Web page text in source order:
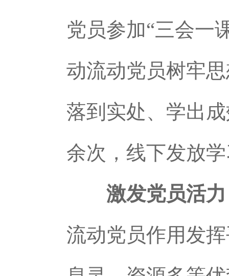
党员参加“三会一
动流动党员树牢
落到实处、学出
余次，线下发放
激发党员活
流动党员作用发